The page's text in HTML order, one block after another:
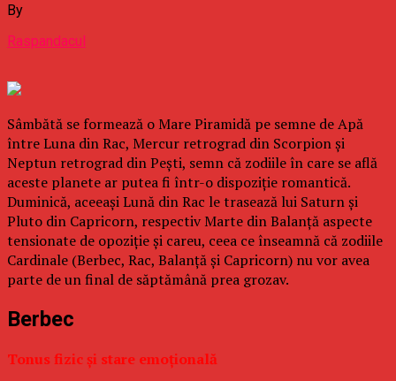
By
Raspandacul
Sâmbătă se formează o Mare Piramidă pe semne de Apă
între Luna din Rac, Mercur retrograd din Scorpion şi
Neptun retrograd din Peşti, semn că zodiile în care se află
aceste planete ar putea fi într-o dispoziţie romantică.
Duminică, aceeaşi Lună din Rac le trasează lui Saturn şi
Pluto din Capricorn, respectiv Marte din Balanţă aspecte
tensionate de opoziţie şi careu, ceea ce înseamnă că zodiile
Cardinale (Berbec, Rac, Balanţă şi Capricorn) nu vor avea
parte de un final de săptămână prea grozav.
Berbec
Tonus fizic şi stare emoţională